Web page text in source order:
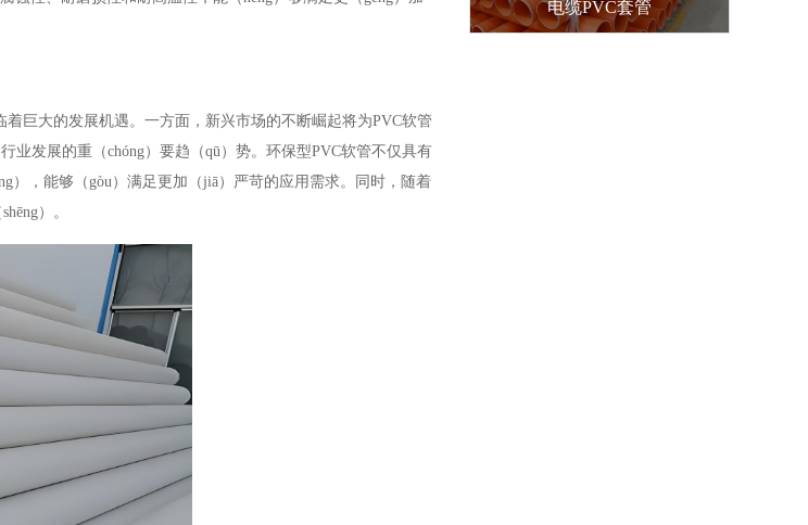
巨大的发展机遇。一方面，新兴市场的不断崛起将为PVC软管
业发展的重（chóng）要趋（qū）势。环保型PVC软管不仅具有
），能够（gòu）满足更加（jiā）严苛的应用需求。同时，随着
）。
电缆PVC套管